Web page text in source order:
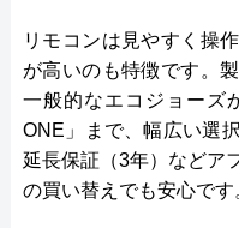
リモコンは見やすく操
が高いのも特徴です。
一般的なエコジョーズ
ONE」まで、幅広い選
延長保証（3年）などア
の買い替えでも安心です